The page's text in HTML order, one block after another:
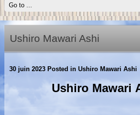
Ushiro Mawari Ashi
30 juin 2023Posted in Ushiro Mawari Ashi
Ushiro Mawari